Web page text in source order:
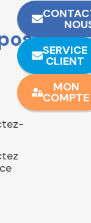
SERVICE
CLIENT
MON
COMPTE